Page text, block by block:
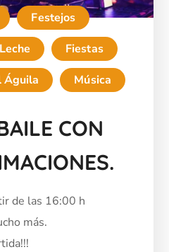
Festejos
Fiestas
Águila
Música
CON
de las 16:00 h
más.